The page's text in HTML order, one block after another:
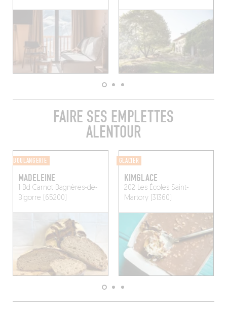
FAIRE SES EMPLETTES
ALENTOUR
BOULANGERIE
MADELEINE
1 Bd CarnotBagnères-de-
Bigorre (65200)
GLACIER
KIMGLACE
202 Les ÉcolesSaint-
Martory (31360)